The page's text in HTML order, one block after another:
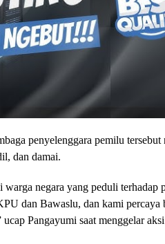
penyelenggara pemilu
dan damai.
negara yang peduli terhadap
dan Bawaslu, dan kami percaya
ucap Pangayumi saat menggelar